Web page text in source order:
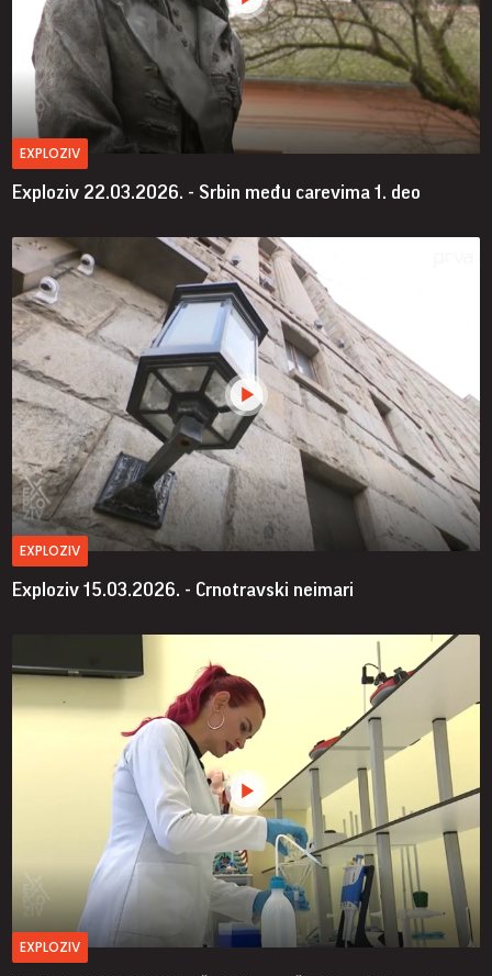
EXPLOZIV
Exploziv 22.03.2026. - Srbin među carevima 1. deo
EXPLOZIV
Exploziv 15.03.2026. - Crnotravski neimari
EXPLOZIV